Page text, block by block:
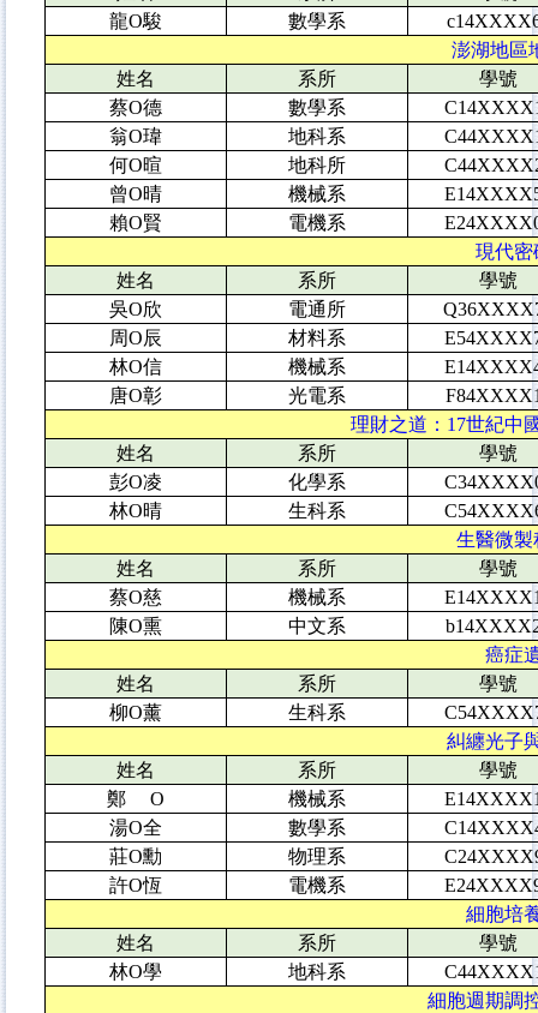
龍O駿
數學系
澎湖地區
姓名
系所
學號
蔡O德
數學系
翁O瑋
地科系
何O暄
地科所
曾O晴
機械系
賴O賢
電機系
現代密
姓名
系所
學號
吳O欣
電通所
周O辰
材料系
林O信
機械系
唐O彰
光電系
理財之道：17世紀中
姓名
系所
學號
彭O凌
化學系
林O晴
生科系
生醫微製
姓名
系所
學號
蔡O慈
機械系
陳O熏
中文系
癌症
姓名
系所
學號
柳O薰
生科系
糾纏光子
姓名
系所
學號
鄭 O
機械系
湯O全
數學系
莊O勳
物理系
許O恆
電機系
細胞培
姓名
系所
學號
林O學
地科系
細胞週期調